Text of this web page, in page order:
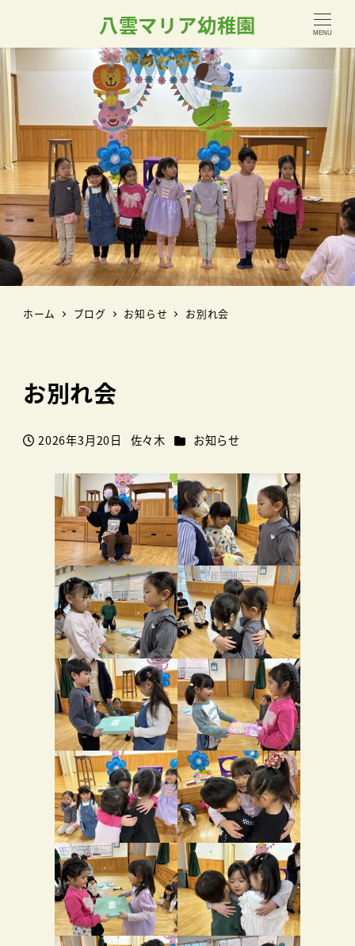
八雲マリア幼稚園 MENU
ホーム ブログ お知らせ お別れ会
お別れ会
投稿日
2026年3月20日
著
佐々木 カテゴリー
お知らせ